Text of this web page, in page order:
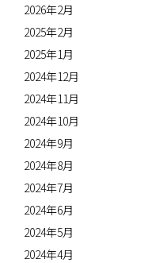
2026年2月
2025年2月
2025年1月
2024年12月
2024年11月
2024年10月
2024年9月
2024年8月
2024年7月
2024年6月
2024年5月
2024年4月